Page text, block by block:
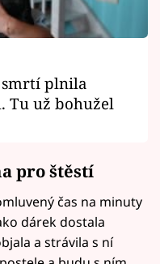
smrtí plnila
Tu už bohužel
pro štěstí
čas na minuty
dárek dostala
a strávila s ní